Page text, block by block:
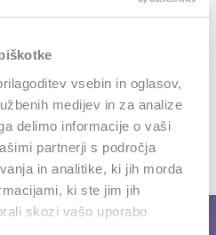
vsebin in oglasov,
medijev in za analize
delimo informacije o vaši
partnerji s področja
in analitike, ki jih morda
ki ste jim jih
skozi vašo uporabo